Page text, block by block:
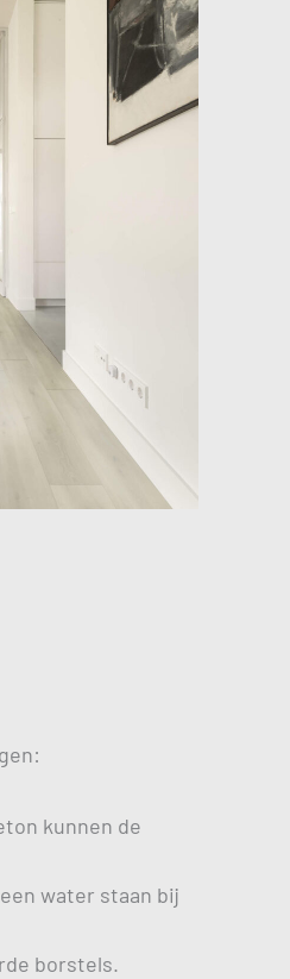
kunnen de
water staan bij
borstels.